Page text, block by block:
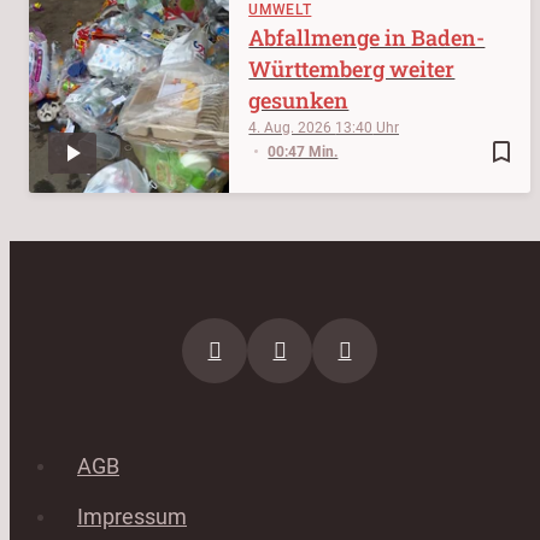
UMWELT
bookmark_border
4. Aug. 2026 13:40
00:47 Min.
Abfallmenge in Baden-
Württemberg weiter
gesunken
AGB
Impressum